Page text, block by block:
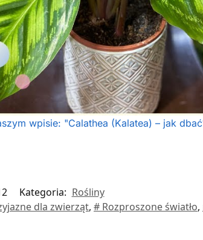
wpisie: "Calathea (Kalatea) – jak
Kategoria: Rośliny
dla zwierząt, # Rozproszone światło,